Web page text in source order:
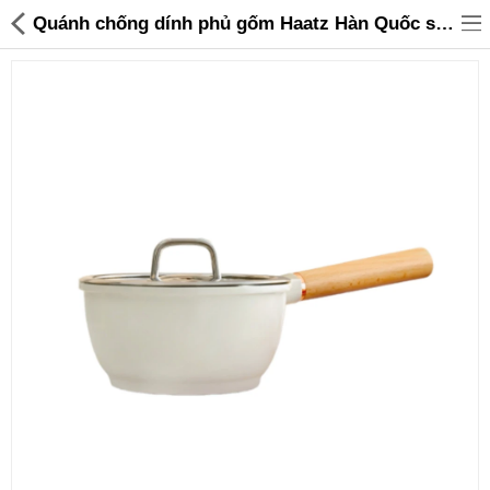
Đồ tiện ích
Đồ chơi trẻ em
Sản phẩm khác
Quánh chống dính phủ gốm Haatz Hàn Quốc size 18cm vung kính đáy từ - 499,000 | Sanhangre